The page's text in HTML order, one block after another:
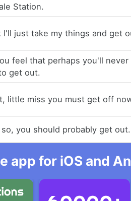
Station.
I'll just take my things and get
feel that perhaps you'll never
get out.
little miss you must get off
so, you should probably get out.
app for iOS and